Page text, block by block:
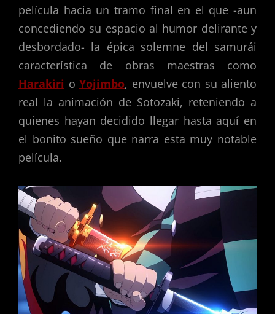
película hacia un tramo final en el que -aun
concediendo su espacio al humor delirante y
desbordado- la épica solemne del samurái
característica de obras maestras como
Harakiri o Yojimbo, envuelve con su aliento
real la animación de Sotozaki, reteniendo a
quienes hayan decidido llegar hasta aquí en
el bonito sueño que narra esta muy notable
película.